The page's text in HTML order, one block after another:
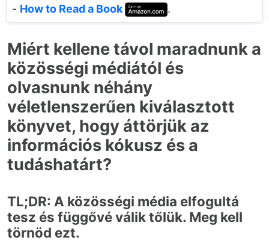
- How to Read a Book .
Miért kellene távol maradnunk a
közösségi médiától és
olvasnunk néhány
véletlenszerűen kiválasztott
könyvet, hogy áttörjük az
információs kókusz és a
tudáshatárt?
TL;DR: A közösségi média elfogultá
tesz és függővé válik tőlük. Meg kell
törnöd ezt.